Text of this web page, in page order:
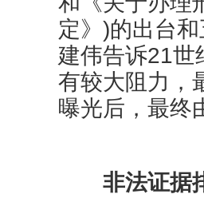
定》)的出台
建伟告诉21世
有较大阻力，
曝光后，最终
非法证据